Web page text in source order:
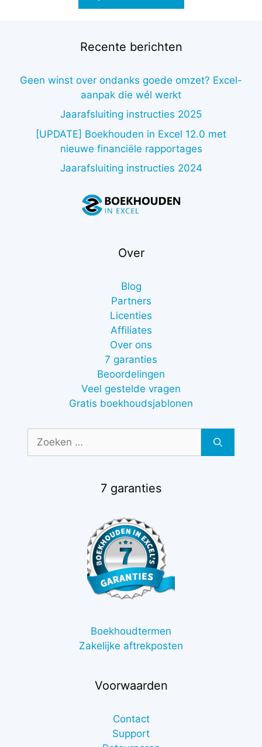
€17,00
Recente berichten
Geen winst over ondanks goede omzet? Excel-
aanpak die wél werkt
Jaarafsluiting instructies 2025
[UPDATE] Boekhouden in Excel 12.0 met
nieuwe financiële rapportages
Jaarafsluiting instructies 2024
Over
Blog
Partners
Licenties
Affiliates
Over ons
7 garanties
Beoordelingen
Veel gestelde vragen
Gratis boekhoudsjablonen
Zoek
7 garanties
Boekhoudtermen
Zakelijke aftrekposten
Voorwaarden
Contact
Support